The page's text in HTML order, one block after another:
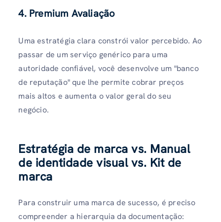
4. Premium Avaliação
Uma estratégia clara constrói valor percebido. Ao
passar de um serviço genérico para uma
autoridade confiável, você desenvolve um "banco
de reputação" que lhe permite cobrar preços
mais altos e aumenta o valor geral do seu
negócio.
Estratégia de marca vs. Manual
de identidade visual vs. Kit de
marca
Para construir uma marca de sucesso, é preciso
compreender a hierarquia da documentação: